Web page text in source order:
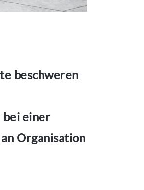
beschweren
bei einer
Organisation